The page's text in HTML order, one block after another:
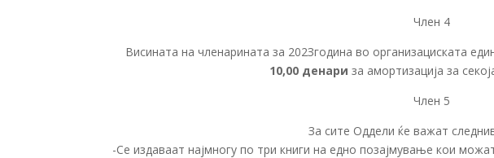
Член 4
Висината на членарината за 202Згодина во организациската
10,00 денари за амортизација за
Член 5
За сите Оддели ќе важат
-Се издаваат најмногу по три книги на едно позајмување кои